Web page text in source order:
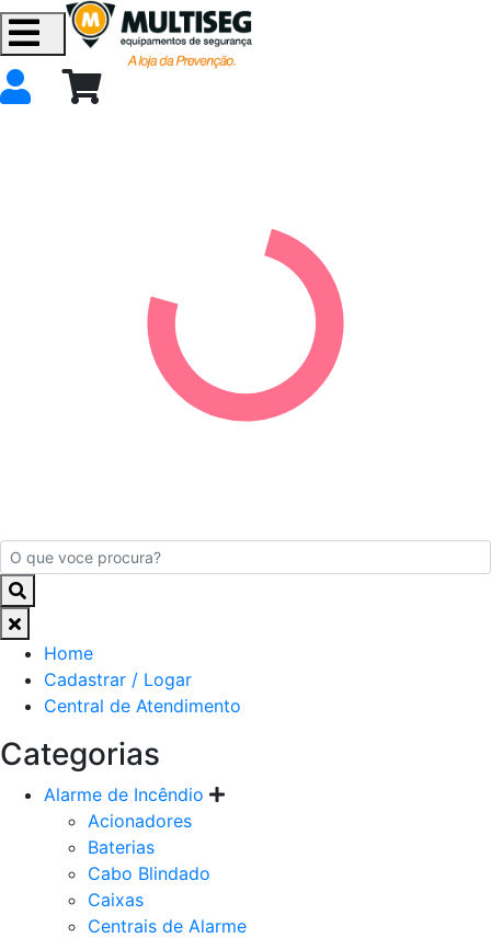
Home
Cadastrar / Logar
Central de Atendimento
Categorias
Alarme de Incêndio
Acionadores
Baterias
Cabo Blindado
Caixas
Centrais de Alarme